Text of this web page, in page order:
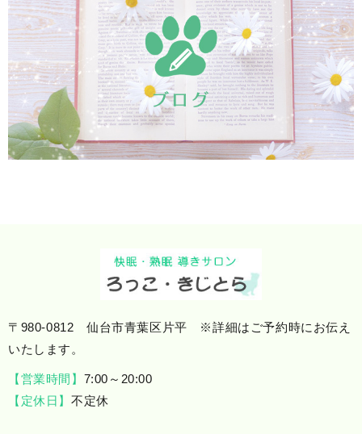
〒980-0812 仙台市青葉区片平 ※詳細はご予約時にお伝え
いたします。
【営業時間】 7:00～20:00
【定休日】 不定休